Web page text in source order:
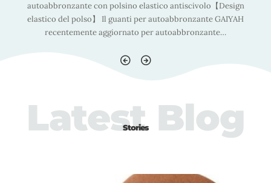
autoabbronzante con polsino elastico antiscivolo【Design
elastico del polso】 Il guanti per autoabbronzante GAIYAH
recentemente aggiornato per autoabbronzante…
Stories
Latest Blog